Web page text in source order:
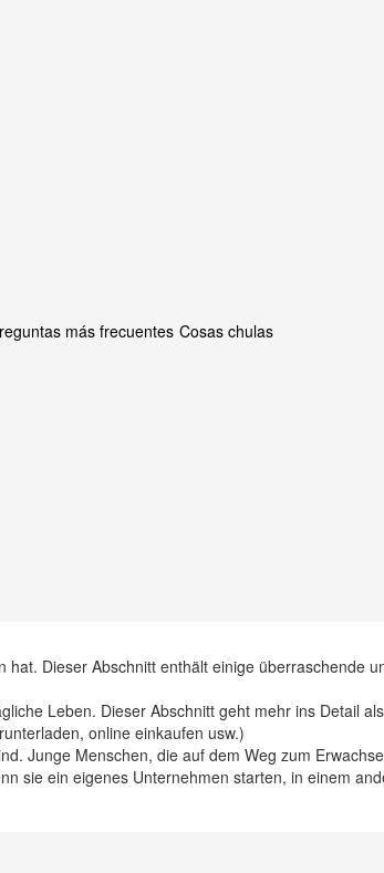
más frecuentes Cosas chulas
Dieser Abschnitt enthält einige überraschende
Leben. Dieser Abschnitt geht mehr ins Detail
online einkaufen usw.)
Junge Menschen, die auf dem Weg zum
sie ein eigenes Unternehmen starten, in einem